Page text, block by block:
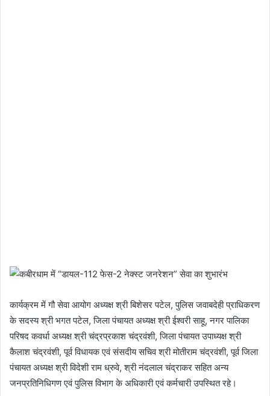
कार्यक्रम में गौ सेवा आयोग अध्यक्ष श्री बिशेसर पटेल, पुलिस जवाबदेही प्राधिकरण
के सदस्य श्री भगत पटेल, जिला पंचायत अध्यक्ष श्री ईश्वरी साहू, नगर पालिका
परिषद कवर्धा अध्यक्ष श्री चंद्रप्रकाश चंद्रवंशी, जिला पंचायत उपाध्यक्ष श्री
कैलाश चंद्रवंशी, पूर्व विधायक एवं संसदीय सचिव श्री मोतीराम चंद्रवंशी, पूर्व जिला
पंचायत अध्यक्ष श्री विदेशी राम ध्रुवे, श्री नंदलाल चंद्राकर सहित अन्य
जनप्रतिनिधिगण एवं पुलिस विभाग के अधिकारी एवं कर्मचारी उपस्थित रहे।